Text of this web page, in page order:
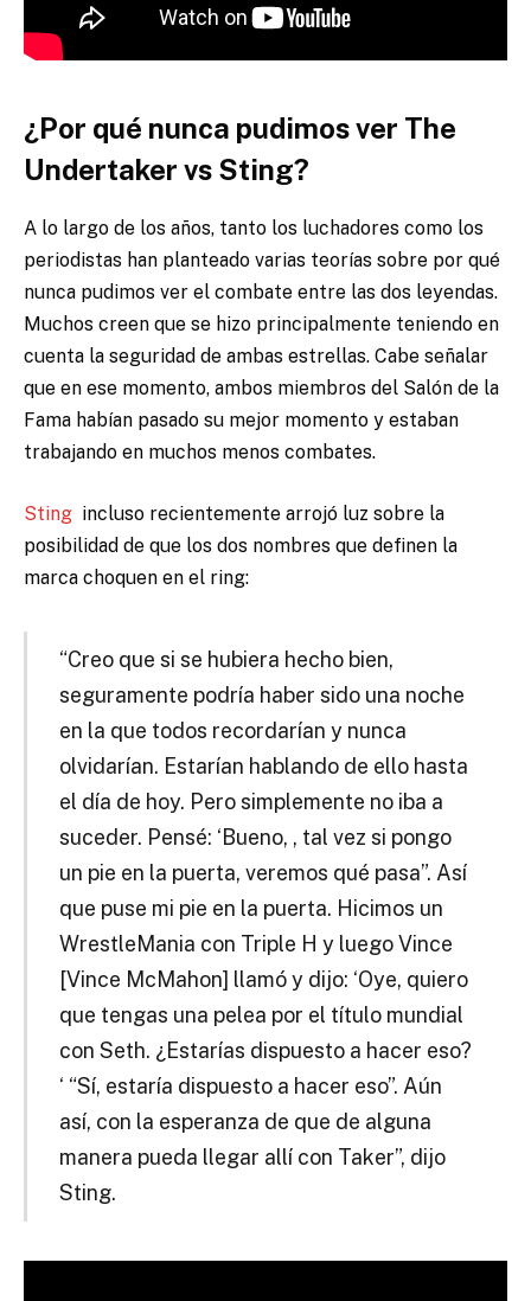
¿Por qué nunca pudimos ver The
Undertaker vs Sting?
A lo largo de los años, tanto los luchadores como los
periodistas han planteado varias teorías sobre por qué
nunca pudimos ver el combate entre las dos leyendas.
Muchos creen que se hizo principalmente teniendo en
cuenta la seguridad de ambas estrellas. Cabe señalar
que en ese momento, ambos miembros del Salón de la
Fama habían pasado su mejor momento y estaban
trabajando en muchos menos combates.
Sting incluso recientemente arrojó luz sobre la
posibilidad de que los dos nombres que definen la
marca choquen en el ring:
“Creo que si se hubiera hecho bien,
seguramente podría haber sido una noche
en la que todos recordarían y nunca
olvidarían. Estarían hablando de ello hasta
el día de hoy. Pero simplemente no iba a
suceder. Pensé: ‘Bueno, , tal vez si pongo
un pie en la puerta, veremos qué pasa”. Así
que puse mi pie en la puerta. Hicimos un
WrestleMania con Triple H y luego Vince
[Vince McMahon] llamó y dijo: ‘Oye, quiero
que tengas una pelea por el título mundial
con Seth. ¿Estarías dispuesto a hacer eso?
‘ “Sí, estaría dispuesto a hacer eso”. Aún
así, con la esperanza de que de alguna
manera pueda llegar allí con Taker”, dijo
Sting.